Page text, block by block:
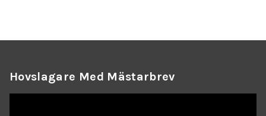
Hovslagare Med Mästarbrev